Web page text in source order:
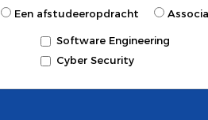
Een afstudeeropdracht
Software Engineering
Cyber Security